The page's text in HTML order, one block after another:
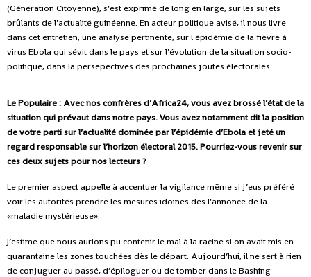
(Génération Citoyenne), s’est exprimé de long en large, sur les sujets
brûlants de l'actualité guinéenne. En acteur politique avisé, il nous livre
dans cet entretien, une analyse pertinente, sur l'épidémie de la fièvre à
virus Ebola qui sévit dans le pays et sur l'évolution de la situation socio-
politique, dans la persepectives des prochaines joutes électorales.
Le Populaire : Avec nos confrères d’Africa24, vous avez brossé l’état de la
situation qui prévaut dans notre pays. Vous avez notamment dit la position
de votre parti sur l’actualité dominée par l’épidémie d’Ebola et jeté un
regard responsable sur l’horizon électoral 2015. Pourriez-vous revenir sur
ces deux sujets pour nos lecteurs ?
Le premier aspect appelle à accentuer la vigilance même si j’eus préféré
voir les autorités prendre les mesures idoines dès l’annonce de la
«maladie mystérieuse».
J’estime que nous aurions pu contenir le mal à la racine si on avait mis en
quarantaine les zones touchées dès le départ. Aujourd’hui, il ne sert à rien
de conjuguer au passé, d’épiloguer ou de tomber dans le Bashing